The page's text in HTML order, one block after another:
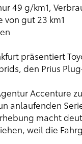
49 g/km1,
von gut 23 km1
präsentiert
den Prius
Accenture
anlaufenden
macht
weil die